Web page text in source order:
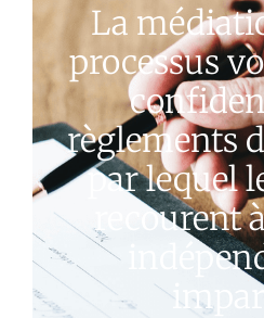
La
processus
règlements
par lequel
recourent